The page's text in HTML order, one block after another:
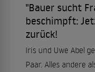
"Bauer sucht
beschimpft:
zurück!
Iris und Uwe Abel
Paar. Alles andere